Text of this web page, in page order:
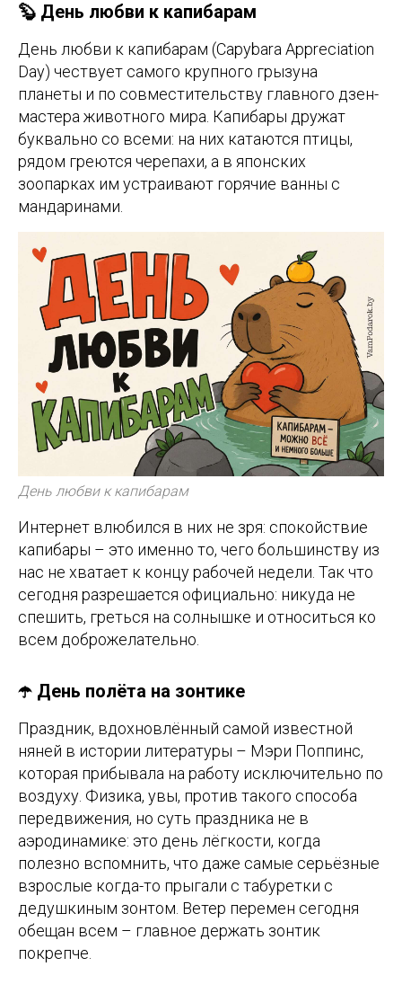
🦫 День любви к капибарам
День любви к капибарам (Capybara Appreciation
Day) чествует самого крупного грызуна
планеты и по совместительству главного дзен-
мастера животного мира. Капибары дружат
буквально со всеми: на них катаются птицы,
рядом греются черепахи, а в японских
зоопарках им устраивают горячие ванны с
мандаринами.
День любви к капибарам
Интернет влюбился в них не зря: спокойствие
капибары – это именно то, чего большинству из
нас не хватает к концу рабочей недели. Так что
сегодня разрешается официально: никуда не
спешить, греться на солнышке и относиться ко
всем доброжелательно.
☂️ День полёта на зонтике
Праздник, вдохновлённый самой известной
няней в истории литературы – Мэри Поппинс,
которая прибывала на работу исключительно по
воздуху. Физика, увы, против такого способа
передвижения, но суть праздника не в
аэродинамике: это день лёгкости, когда
полезно вспомнить, что даже самые серьёзные
взрослые когда-то прыгали с табуретки с
дедушкиным зонтом. Ветер перемен сегодня
обещан всем – главное держать зонтик
покрепче.